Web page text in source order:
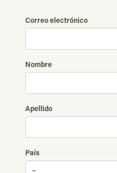
Correo electrónico
Nombre
Apellido
País